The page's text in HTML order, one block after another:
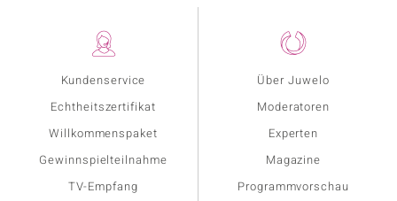
Kundenservice
Echtheitszertifikat
Willkommenspaket
Gewinnspielteilnahme
TV-Empfang
Über Juwelo
Moderatoren
Experten
Magazine
Programmvorschau